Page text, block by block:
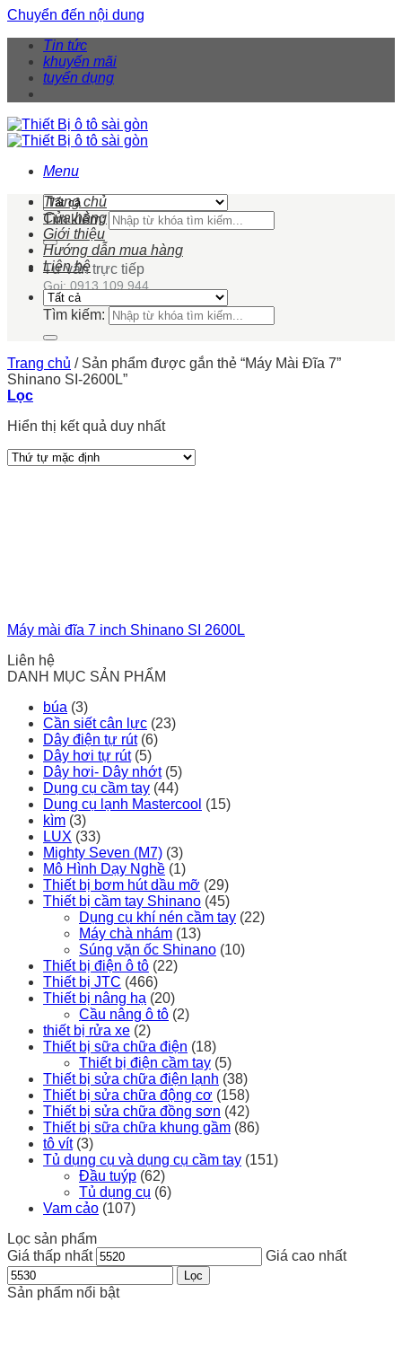
Chuyển đến nội dung
Tin tức
khuyến mãi
tuyển dụng
Menu
Tìm kiếm:
Tư vấn trực tiếp
Gọi: 0913 109 944
Trang chủ
Cửa hàng
Giới thiệu
Hướng dẫn mua hàng
Liên hệ
Tìm kiếm:
Trang chủ /Sản phẩm được gắn thẻ “Máy Mài Đĩa 7”
Shinano SI-2600L”
Lọc
Hiển thị kết quả duy nhất
Máy mài đĩa 7 inch Shinano SI 2600L
Liên hệ
DANH MỤC SẢN PHẨM
búa (3)
Cần siết cân lực (23)
Dây điện tự rút (6)
Dây hơi tự rút (5)
Dây hơi- Dây nhớt (5)
Dụng cụ cầm tay (44)
Dụng cụ lạnh Mastercool (15)
kìm (3)
LUX (33)
Mighty Seven (M7) (3)
Mô Hình Dạy Nghề (1)
Thiết bị bơm hút dầu mỡ (29)
Thiết bị cầm tay Shinano (45)
Dụng cụ khí nén cầm tay (22)
Máy chà nhám (13)
Súng vặn ốc Shinano (10)
Thiết bị điện ô tô (22)
Thiết bị JTC (466)
Thiết bị nâng hạ (20)
Cầu nâng ô tô (2)
thiết bị rửa xe (2)
Thiết bị sữa chữa điện (18)
Thiết bị điện cầm tay (5)
Thiết bị sửa chữa điện lạnh (38)
Thiết bị sửa chữa động cơ (158)
Thiết bị sửa chữa đồng sơn (42)
Thiết bị sữa chữa khung gầm (86)
tô vít (3)
Tủ dụng cụ và dụng cụ cầm tay (151)
Đầu tuýp (62)
Tủ dụng cụ (6)
Vam cảo (107)
Lọc sản phẩm
Giá thấp nhất
Giá cao nhất
Lọc
Sản phẩm nổi bật